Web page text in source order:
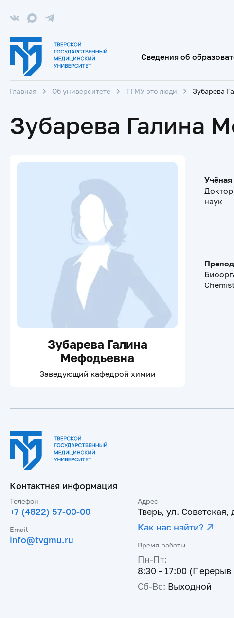
Сведения об
Главная Об университете ТГМУ это люди Зубарева
Зубарева Галина
Зубарева Галина
Мефодьевна
Заведующий кафедрой химии
Учёная
наук
Контактная информация
Телефон
+7 (4822) 57-00-00
Email
info@tvgmu.ru
Адрес
Тверь, ул. Советская,
Как нас найти?
Время работы
Пн-Пт:
8:30 - 17:00 (Перерыв
Сб-Вс: Выходной